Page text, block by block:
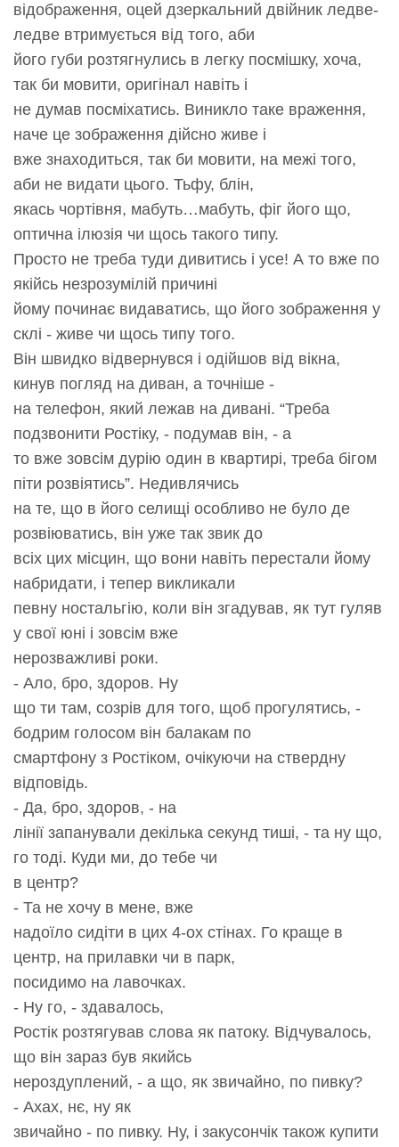
відображення, оцей дзеркальний двійник ледве-
ледве втримується від того, аби
його губи розтягнулись в легку посмішку, хоча,
так би мовити, оригінал навіть і
не думав посміхатись. Виникло таке враження,
наче це зображення дійсно живе і
вже знаходиться, так би мовити, на межі того,
аби не видати цього. Тьфу, блін,
якась чортівня, мабуть…мабуть, фіг його що,
оптична ілюзія чи щось такого типу.
Просто не треба туди дивитись і усе! А то вже по
якійсь незрозумілій причині
йому починає видаватись, що його зображення у
склі - живе чи щось типу того.
Він швидко відвернувся і одійшов від вікна,
кинув погляд на диван, а точніше -
на телефон, який лежав на дивані. “Треба
подзвонити Ростіку, - подумав він, - а
то вже зовсім дурію один в квартирі, треба бігом
піти розвіятись”. Недивлячись
на те, що в його селищі особливо не було де
розвіюватись, він уже так звик до
всіх цих місцин, що вони навіть перестали йому
набридати, і тепер викликали
певну ностальгію, коли він згадував, як тут гуляв
у свої юні і зовсім вже
нерозважливі роки.
- Ало, бро, здоров. Ну
що ти там, созрів для того, щоб прогулятись, -
бодрим голосом він балакам по
смартфону з Ростіком, очікуючи на ствердну
відповідь.
- Да, бро, здоров, - на
лінії запанували декілька секунд тиші, - та ну що,
го тоді. Куди ми, до тебе чи
в центр?
- Та не хочу в мене, вже
надоїло сидіти в цих 4-ох стінах. Го краще в
центр, на прилавки чи в парк,
посидимо на лавочках.
- Ну го, - здавалось,
Ростік розтягував слова як патоку. Відчувалось,
що він зараз був якийсь
нероздуплений, - а що, як звичайно, по пивку?
- Ахах, нє, ну як
звичайно - по пивку. Ну, і закусончік також купити